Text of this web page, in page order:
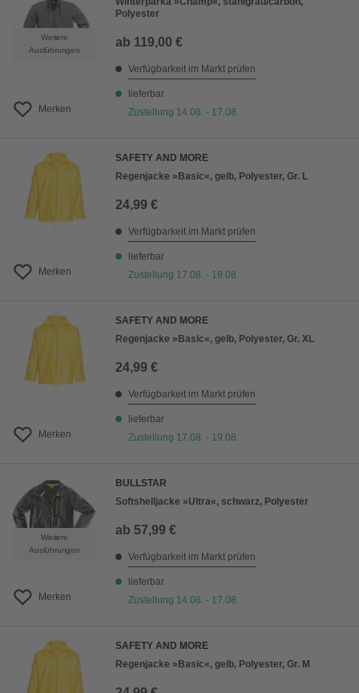
Weitere
Ausführungen
Merken
Polyester
ab 119,00 €
Verfügbarkeit im Markt prüfen
lieferbar
Zustellung 14.08. - 17.08.
Merken
SAFETY AND MORE
Regenjacke »Basic«, gelb, Polyester, Gr. L
24,99 €
Verfügbarkeit im Markt prüfen
lieferbar
Zustellung 17.08. - 19.08.
Merken
SAFETY AND MORE
Regenjacke »Basic«, gelb, Polyester, Gr. XL
24,99 €
Verfügbarkeit im Markt prüfen
lieferbar
Zustellung 17.08. - 19.08.
Weitere
Ausführungen
Merken
BULLSTAR
Softshelljacke »Ultra«, schwarz, Polyester
ab 57,99 €
Verfügbarkeit im Markt prüfen
lieferbar
Zustellung 14.08. - 17.08.
SAFETY AND MORE
Regenjacke »Basic«, gelb, Polyester, Gr. M